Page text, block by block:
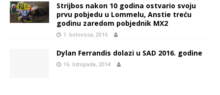
Strijbos nakon 10 godina ostvario svoju
prvu pobjedu u Lommelu, Anstie treću
godinu zaredom pobjednik MX2
1. kolovoza, 2016
Dylan Ferrandis dolazi u SAD 2016. godine
16. listopada, 2014